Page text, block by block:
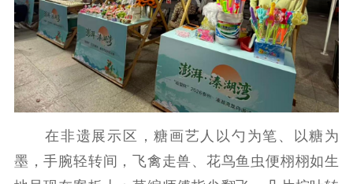
在非遗展示区，糖画艺人以勺为笔、以糖为
墨，手腕轻转间，飞禽走兽、花鸟鱼虫便栩栩如生